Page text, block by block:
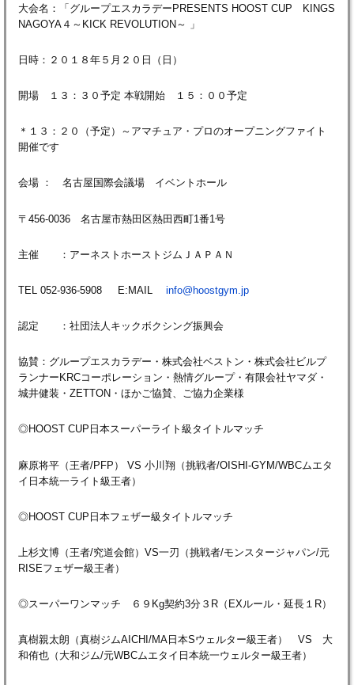
大会名：「グループエスカラデーPRESENTS HOOST CUP KINGS
NAGOYA４～KICK REVOLUTION～ 」
日時：２０１８年５月２０日（日）
開場 １３：３０予定 本戦開始 １５：００予定
＊１３：２０（予定）～アマチュア・プロのオープニングファイト
開催です
会場 ： 名古屋国際会議場 イベントホール
〒456-0036 名古屋市熱田区熱田西町1番1号
主催 ：アーネストホーストジムＪＡＰＡＮ
TEL 052-936-5908 E:MAIL info@hoostgym.jp
認定 ：社団法人キックボクシング振興会
協賛：グループエスカラデー・株式会社ベストン・株式会社ビルプ
ランナーKRCコーポレーション・熱情グループ・有限会社ヤマダ・
城井健装・ZETTON・ほかご協賛、ご協力企業様
◎HOOST CUP日本スーパーライト級タイトルマッチ
麻原将平（王者/PFP） VS 小川翔（挑戦者/OISHI-GYM/WBCムエタ
イ日本統一ライト級王者）
◎HOOST CUP日本フェザー級タイトルマッチ
上杉文博（王者/究道会館）VS一刃（挑戦者/モンスタージャパン/元
RISEフェザー級王者）
◎スーパーワンマッチ ６９Kg契約3分３R（EXルール・延長１R）
真樹親太朗（真樹ジムAICHI/MA日本Sウェルター級王者） VS 大
和侑也（大和ジム/元WBCムエタイ日本統一ウェルター級王者）